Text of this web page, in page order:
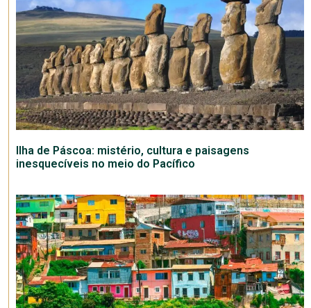
Ilha de Páscoa: mistério, cultura e paisagens
inesquecíveis no meio do Pacífico